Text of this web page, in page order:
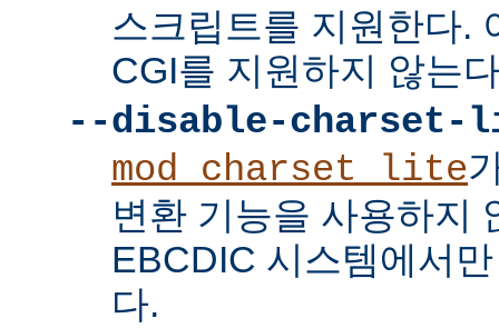
스크립트를 지원한다.
CGI를 지원하지 않는
--disable-charset-
mod_charset_lite
변환 기능을 사용하지
EBCDIC 시스템에서
다.